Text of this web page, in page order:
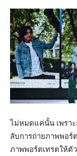
ไม่หมดแค่นั้น เพรา
ลับการถ่ายภาพพอร์
ภาพพอร์ตเทรตให้ตั